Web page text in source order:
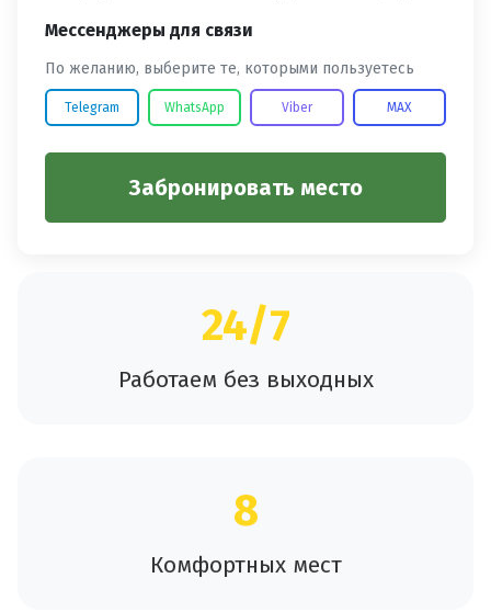
Мессенджеры для связи
По желанию, выберите те, которыми пользуетесь
Telegram WhatsApp Viber MAX
Забронировать место
24/7
Работаем без выходных
8
Комфортных мест